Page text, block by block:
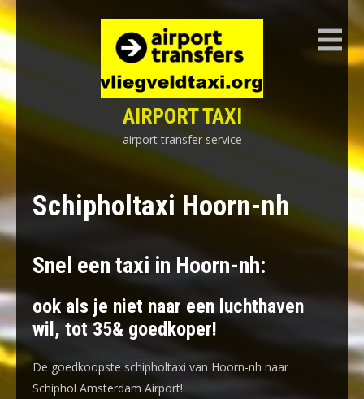
Skip
to
content
AIRPORT TAXI
airport transfer service
Schipholtaxi Hoorn-nh
Snel een taxi in Hoorn-nh:
ook als je niet naar een luchthaven
wil, tot 35& goedkoper!
De goedkoopste schipholtaxi van Hoorn-nh naar
Schiphol Amsterdam Airport!.